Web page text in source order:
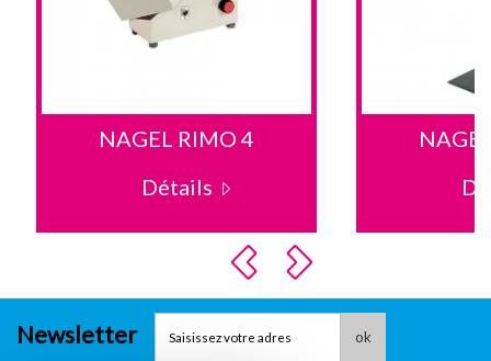
NAGEL RIMO 4
Détails
Newsletter ok